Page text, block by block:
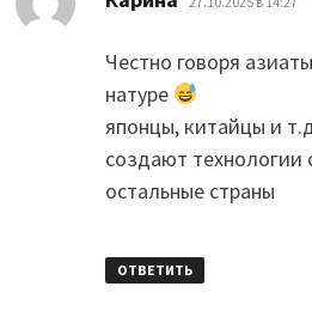
Честно говоря
натуре
японцы, китайцы и
создают
остальные страны
ОТВЕТИТЬ